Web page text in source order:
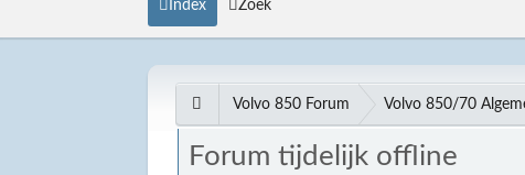
Index Zoek
Volvo 850 Forum Volvo 850/70
Forum tijdelijk offline